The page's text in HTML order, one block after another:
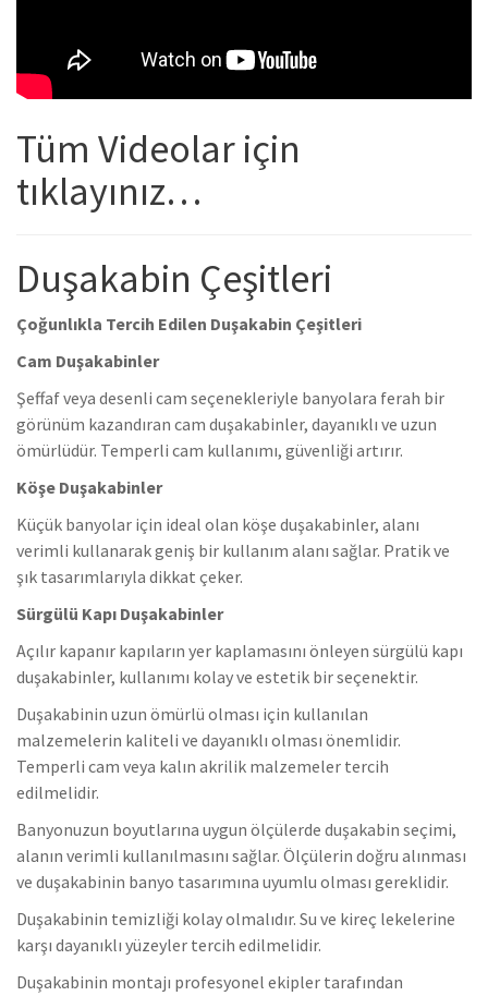
Tüm Videolar için
tıklayınız…
Duşakabin Çeşitleri
Çoğunlıkla Tercih Edilen Duşakabin Çeşitleri
Cam Duşakabinler
Şeffaf veya desenli cam seçenekleriyle banyolara ferah bir
görünüm kazandıran cam duşakabinler, dayanıklı ve uzun
ömürlüdür. Temperli cam kullanımı, güvenliği artırır.
Köşe Duşakabinler
Küçük banyolar için ideal olan köşe duşakabinler, alanı
verimli kullanarak geniş bir kullanım alanı sağlar. Pratik ve
şık tasarımlarıyla dikkat çeker.
Sürgülü Kapı Duşakabinler
Açılır kapanır kapıların yer kaplamasını önleyen sürgülü kapı
duşakabinler, kullanımı kolay ve estetik bir seçenektir.
Duşakabinin uzun ömürlü olması için kullanılan
malzemelerin kaliteli ve dayanıklı olması önemlidir.
Temperli cam veya kalın akrilik malzemeler tercih
edilmelidir.
Banyonuzun boyutlarına uygun ölçülerde duşakabin seçimi,
alanın verimli kullanılmasını sağlar. Ölçülerin doğru alınması
ve duşakabinin banyo tasarımına uyumlu olması gereklidir.
Duşakabinin temizliği kolay olmalıdır. Su ve kireç lekelerine
karşı dayanıklı yüzeyler tercih edilmelidir.
Duşakabinin montajı profesyonel ekipler tarafından